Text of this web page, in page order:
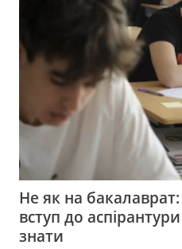
Не як на
вступ до
знати